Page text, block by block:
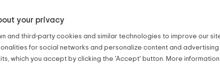
your privacy
and third-party cookies and similar technologies to improve our
for social networks and personalize content and
which you accept by clicking the 'Accept' button. More
El Olivar del Puerto
Horcajo De Los Montes,
2 reviews